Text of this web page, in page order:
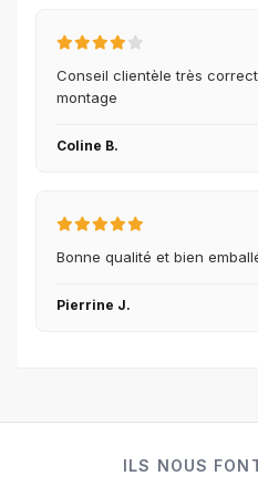
Conseil clientèle très
montage
Coline B.
Bonne qualité et bien
Pierrine J.
ILS NOUS